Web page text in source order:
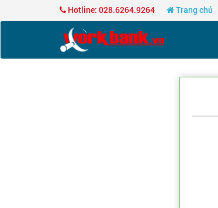
Hotline: 028.6264.9264 Trang chủ